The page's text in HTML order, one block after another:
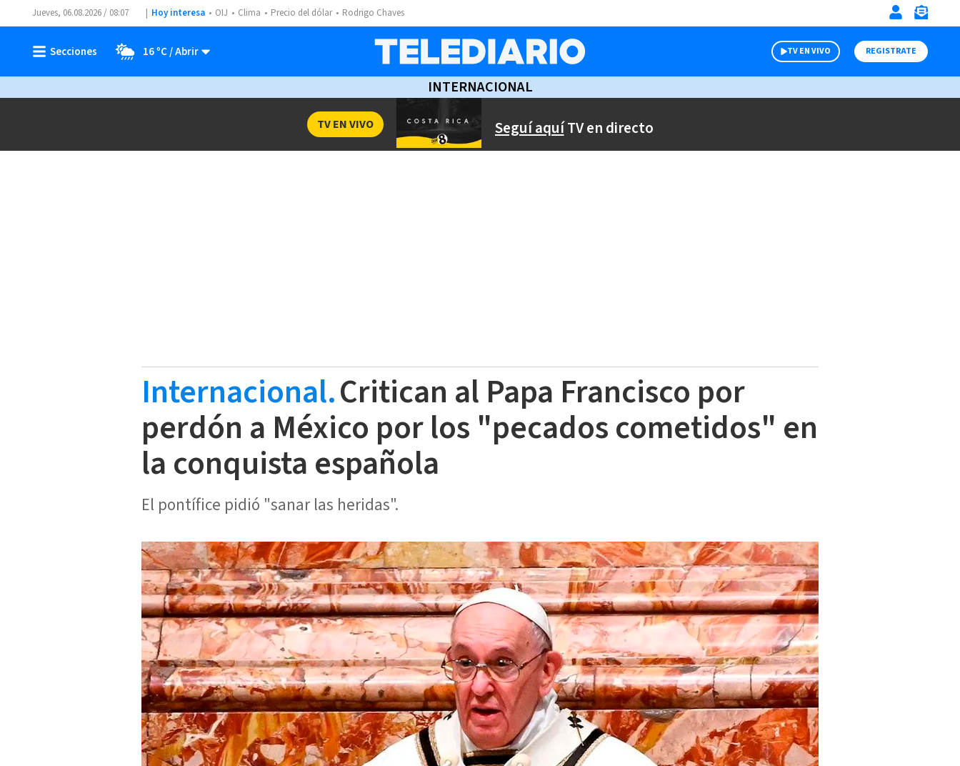
Jueves, 06.08.2026 / 08:07 Hoy interesa OIJ Clima Precio del dólar Rodrigo Chaves
16 ºC TV EN VIVO REGISTRATE
INTERNACIONAL
Seguí aquíTV en directo
TV EN VIVO
Internacional.Critican al Papa Francisco por
perdón a México por los "pecados cometidos" en
la conquista española
El pontífice pidió "sanar las heridas".